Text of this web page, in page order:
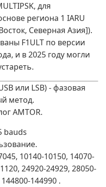
для
региона 1 IARU
Северная Азия]).
F1ULT по версии
и в 2025 году могли
или LSB) - фазовая
метод.
AMTOR.
bauds
10140-10150, 14070-
24920-24929, 28050-
144990 .